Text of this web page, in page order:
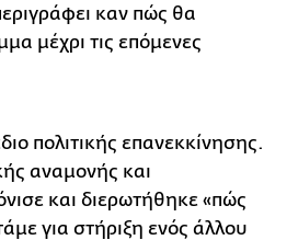
καν πώς θα
μέχρι τις επόμενες
πολιτικής επανεκκίνησης.
αναμονής και
και διερωτήθηκε «πώς
για στήριξη ενός άλλου